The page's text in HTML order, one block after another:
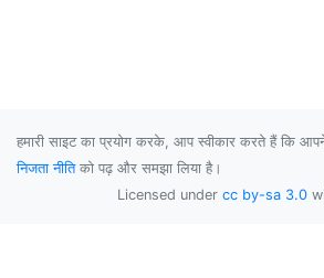
हमारी साइट का प्रयोग करके, आप स्वीकार करते हैं कि आपने
निजता नीतिको पढ़ और समझा लिया है।
Licensed under cc by-sa 3.0